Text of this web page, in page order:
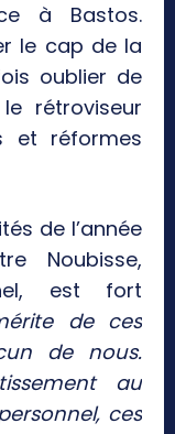
à Bastos.
le cap de la
oublier de
rétroviseur
et réformes
de l’année
Noubisse,
est fort
de ces
de nous.
au
ces